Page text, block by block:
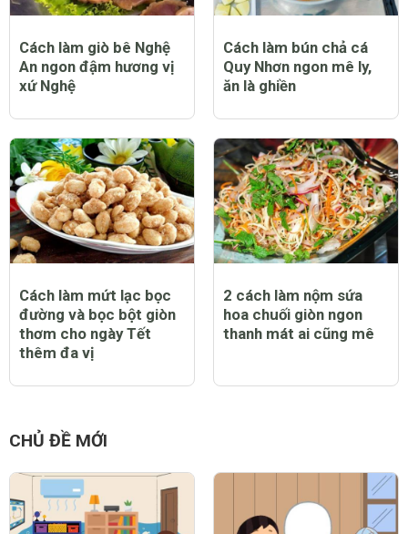
Cách làm giò bê Nghệ
An ngon đậm hương vị
xứ Nghệ
Cách làm bún chả cá
Quy Nhơn ngon mê ly,
ăn là ghiền
Cách làm mứt lạc bọc
đường và bọc bột giòn
thơm cho ngày Tết
thêm đa vị
2 cách làm nộm sứa
hoa chuối giòn ngon
thanh mát ai cũng mê
CHỦ ĐỀ MỚI